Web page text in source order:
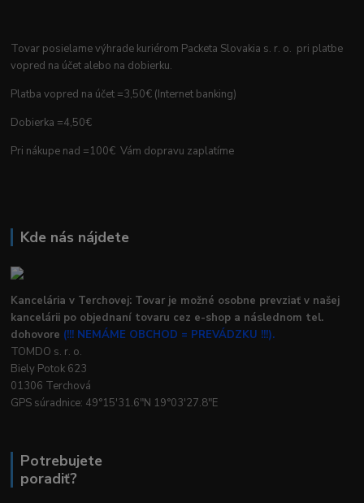
Tovar posielame výhrade kuriérom Packeta Slovakia s. r. o. pri platbe
vopred na účet alebo na dobierku.
Platba vopred na účet =3,50€ (Internet banking)
Dobierka =4,50€
Pri nákupe nad =100€ Vám dopravu zaplatíme
Kde nás nájdete
Kancelária v Terchovej: Tovar je možné osobne prevziať v našej
kancelárii po objednaní tovaru cez e-shop a následnom tel.
dohovore (!!! NEMÁME OBCHOD = PREVÁDZKU !!!).
TOMDO s. r. o.
Biely Potok 623
01306 Terchová
GPS súradnice: 49°15'31.6"N 19°03'27.8"E
Potrebujete
poradiť?